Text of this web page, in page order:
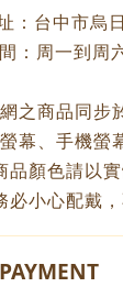
：台中市烏
：周一到周
之商品同步
幕、手機螢
品顏色請以實
必小心配戴，